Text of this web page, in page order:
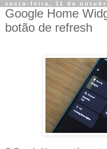
sexta-feira, 11 de
Google Home
botão de refresh